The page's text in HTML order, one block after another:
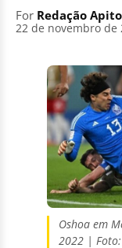
For Redação
22 de novembro de
Oshoa em
2022 | Foto: